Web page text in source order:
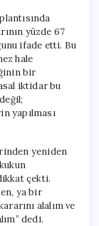
yüzde 67
ifade etti. Bu
hale
bir
iktidar bu
yapılması
yeniden
çekti.
ya bir
alalım ve
dedi.